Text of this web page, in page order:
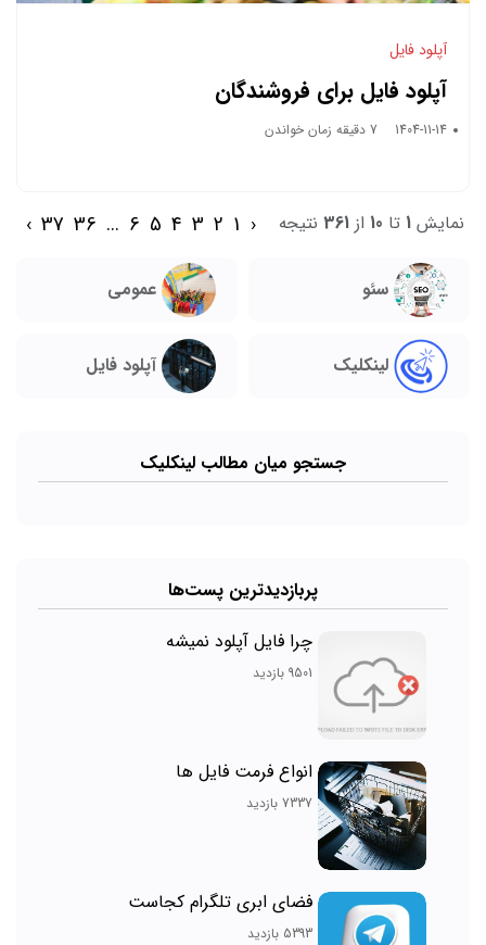
آپلود فایل
آپلود فایل برای فروشندگان
1404-11-14 7 دقیقه زمان خواندن
نمایش 1 تا 10 از 361 نتیجه ‹
1
2
3
4
5
6
...
36
37
›
سئو عمومی
لینکلیک آپلود فایل
جستجو میان مطالب لینکلیک
پربازدیدترین پست‌ها
چرا فایل آپلود نمیشه
9501 بازدید
انواع فرمت فایل ها
7337 بازدید
فضای ابری تلگرام کجاست
5393 بازدید